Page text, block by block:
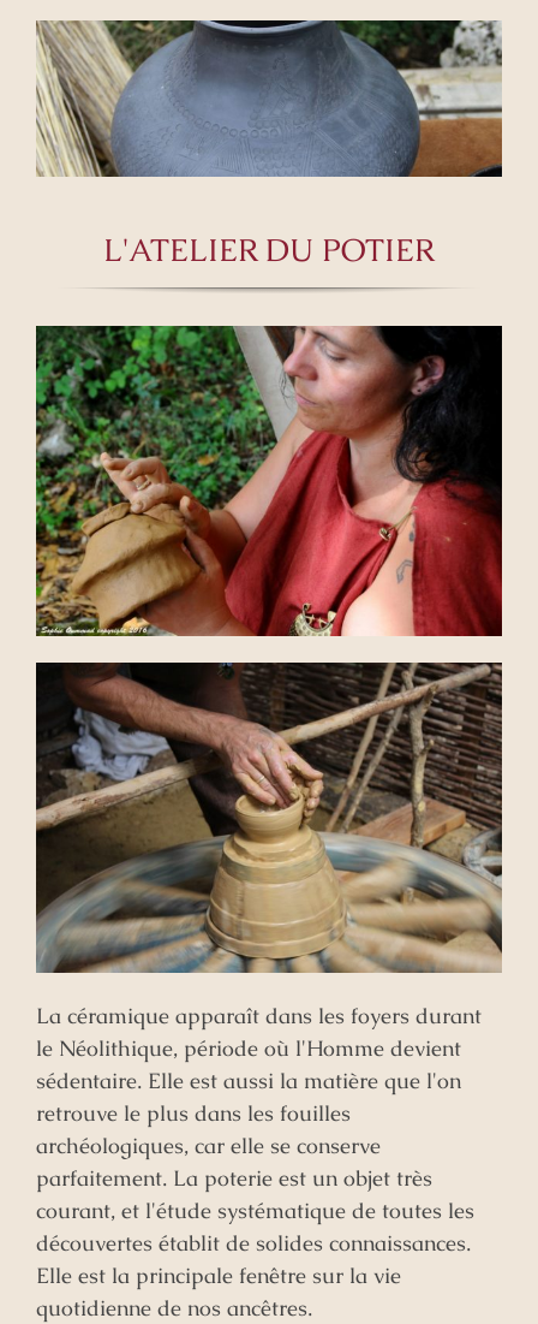
L'ATELIER DU POTIER
La céramique apparaît dans les foyers durant
le Néolithique, période où l'Homme devient
sédentaire. Elle est aussi la matière que l'on
retrouve le plus dans les fouilles
archéologiques, car elle se conserve
parfaitement. La poterie est un objet très
courant, et l'étude systématique de toutes les
découvertes établit de solides connaissances.
Elle est la principale fenêtre sur la vie
quotidienne de nos ancêtres.